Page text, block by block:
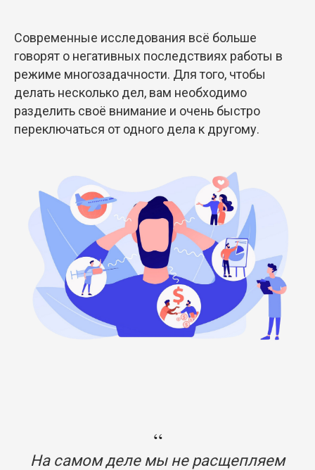
Современные исследования всё больше
говорят о негативных последствиях работы в
режиме многозадачности. Для того, чтобы
делать несколько дел, вам необходимо
разделить своё внимание и очень быстро
переключаться от одного дела к другому.
“
На самом деле мы не расщепляем